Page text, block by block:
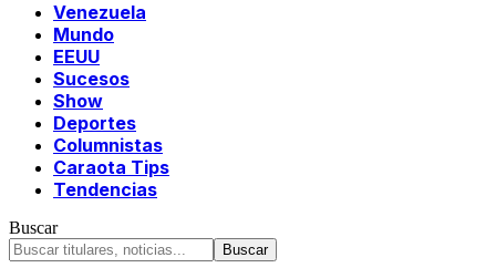
Venezuela
Mundo
EEUU
Sucesos
Show
Deportes
Columnistas
Caraota Tips
Tendencias
Buscar